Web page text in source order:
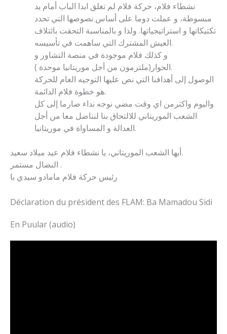
نشطاء فلام، حركة فلام لم تغلق ابدا الباب أمام يد
مبسوطة، و عملت دوما على أساس نصوصها التي تحدد
تكتيكاتها و استراتيجياتها. ولذا و بالمناسبة التحقت بائتلاف
العيش المشترك التي ساهمت في تأسيسه.
و كذلك فلام موجودة في منصة التشاور و
الحوار(ملتزمون من أجل موريتانيا موحدة ).
الوصول إلى أهدافنا التي نص عليها التوجيه العام للحركة
هو خطوة فلام الدائمة.
واليوم واكثرمن اي وقت مضي نوجه نداء صارما إلى كل
الشعب الموريتاني للالتحاق بنا لنناضل معا من أجل
العدالة و المساواة في موريتانيا.
أيها الشعب الموريتاني، يا نشطاء فلام عيد ميلاد سعيد.
النضال مستمر .
رئيس حركة فلام مامادو سيدي با
Déclaration du président des FLAM: Ba Mamadou Sidi
En Puular (audio)